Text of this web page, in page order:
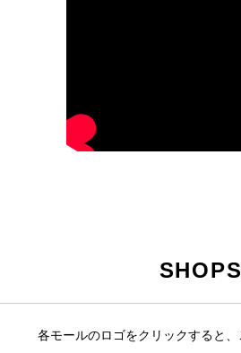
SHOPS
各モールのロゴをクリックすると、